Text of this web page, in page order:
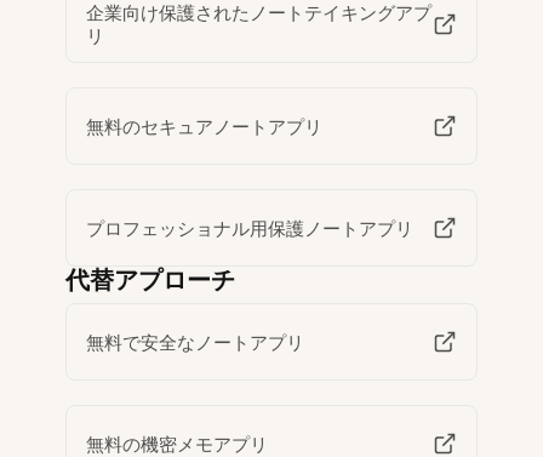
企業向け保護されたノートテイキングアプ
リ
無料のセキュアノートアプリ
プロフェッショナル用保護ノートアプリ
代替アプローチ
無料で安全なノートアプリ
無料の機密メモアプリ